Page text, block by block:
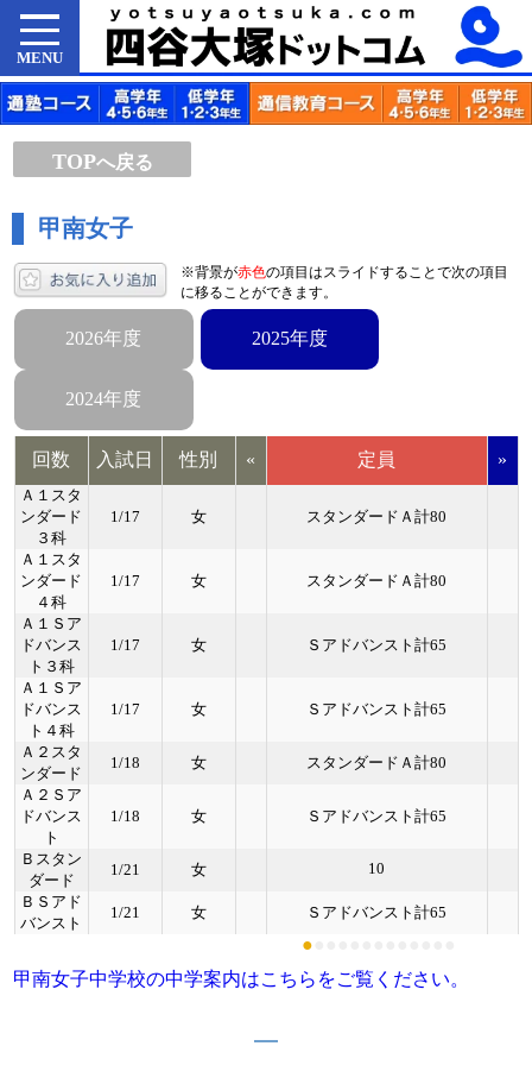
MENU
TOPへ戻る
甲南女子
※背景が赤色の項目はスライドすることで次の項目
に移ることができます。
2026年度 2025年度
2024年度
回数 入試日 性別 « 定員 »
Ａ１スタ
ンダード
３科
1/17 女 スタンダードＡ計80
Ａ１スタ
ンダード
４科
1/17 女 スタンダードＡ計80
Ａ１Ｓア
ドバンス
ト３科
1/17 女 Ｓアドバンスト計65
Ａ１Ｓア
ドバンス
ト４科
1/17 女 Ｓアドバンスト計65
Ａ２スタ
ンダード
1/18 女
スタンダードＡ計80
Ａ２Ｓア
ドバンス
ト
1/18 女 Ｓアドバンスト計65
Ｂスタン
ダード
1/21 女
10
ＢＳアド
バンスト
1/21 女 Ｓアドバンスト計65
●
甲南女子中学校の中学案内はこちらをご覧ください。